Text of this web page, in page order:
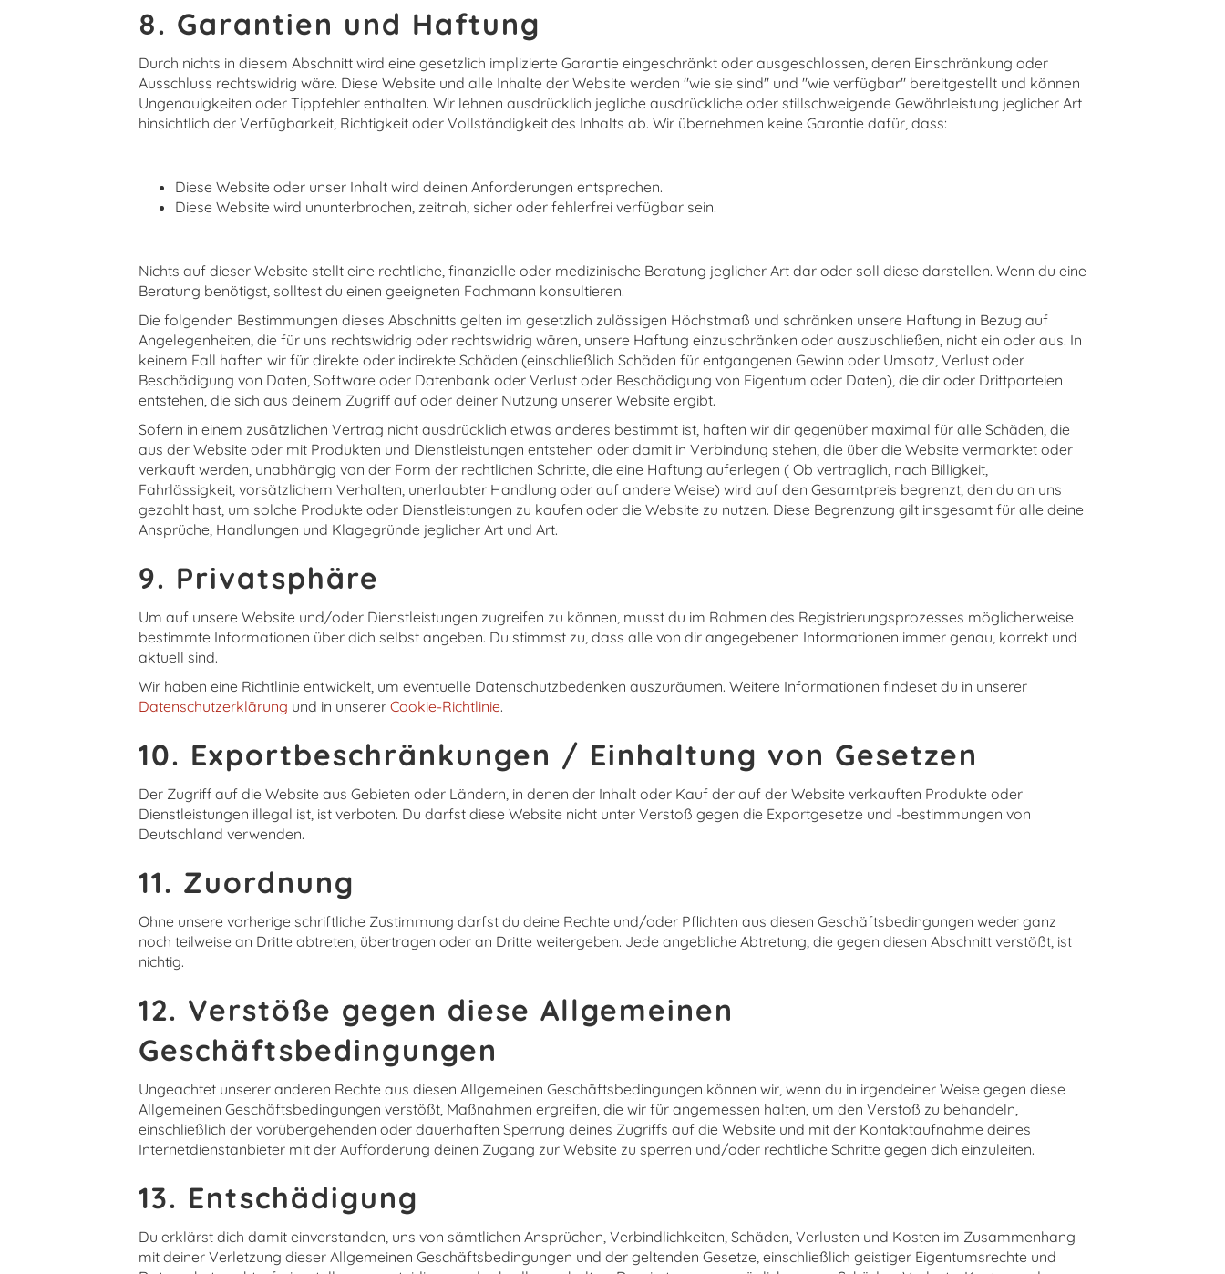
8. Garantien und Haftung
Durch nichts in diesem Abschnitt wird eine gesetzlich implizierte Garantie eingeschränkt oder ausgeschlossen, deren Einschränkung oder
Ausschluss rechtswidrig wäre. Diese Website und alle Inhalte der Website werden "wie sie sind" und "wie verfügbar" bereitgestellt und können
Ungenauigkeiten oder Tippfehler enthalten. Wir lehnen ausdrücklich jegliche ausdrückliche oder stillschweigende Gewährleistung jeglicher Art
hinsichtlich der Verfügbarkeit, Richtigkeit oder Vollständigkeit des Inhalts ab. Wir übernehmen keine Garantie dafür, dass:
Diese Website oder unser Inhalt wird deinen Anforderungen entsprechen.
Diese Website wird ununterbrochen, zeitnah, sicher oder fehlerfrei verfügbar sein.
Nichts auf dieser Website stellt eine rechtliche, finanzielle oder medizinische Beratung jeglicher Art dar oder soll diese darstellen. Wenn du eine
Beratung benötigst, solltest du einen geeigneten Fachmann konsultieren.
Die folgenden Bestimmungen dieses Abschnitts gelten im gesetzlich zulässigen Höchstmaß und schränken unsere Haftung in Bezug auf
Angelegenheiten, die für uns rechtswidrig oder rechtswidrig wären, unsere Haftung einzuschränken oder auszuschließen, nicht ein oder aus. In
keinem Fall haften wir für direkte oder indirekte Schäden (einschließlich Schäden für entgangenen Gewinn oder Umsatz, Verlust oder
Beschädigung von Daten, Software oder Datenbank oder Verlust oder Beschädigung von Eigentum oder Daten), die dir oder Drittparteien
entstehen, die sich aus deinem Zugriff auf oder deiner Nutzung unserer Website ergibt.
Sofern in einem zusätzlichen Vertrag nicht ausdrücklich etwas anderes bestimmt ist, haften wir dir gegenüber maximal für alle Schäden, die
aus der Website oder mit Produkten und Dienstleistungen entstehen oder damit in Verbindung stehen, die über die Website vermarktet oder
verkauft werden, unabhängig von der Form der rechtlichen Schritte, die eine Haftung auferlegen ( Ob vertraglich, nach Billigkeit,
Fahrlässigkeit, vorsätzlichem Verhalten, unerlaubter Handlung oder auf andere Weise) wird auf den Gesamtpreis begrenzt, den du an uns
gezahlt hast, um solche Produkte oder Dienstleistungen zu kaufen oder die Website zu nutzen. Diese Begrenzung gilt insgesamt für alle deine
Ansprüche, Handlungen und Klagegründe jeglicher Art und Art.
9. Privatsphäre
Um auf unsere Website und/oder Dienstleistungen zugreifen zu können, musst du im Rahmen des Registrierungsprozesses möglicherweise
bestimmte Informationen über dich selbst angeben. Du stimmst zu, dass alle von dir angegebenen Informationen immer genau, korrekt und
aktuell sind.
Wir haben eine Richtlinie entwickelt, um eventuelle Datenschutzbedenken auszuräumen. Weitere Informationen findeset du in unserer
Datenschutzerklärung und in unserer Cookie-Richtlinie.
10. Exportbeschränkungen / Einhaltung von Gesetzen
Der Zugriff auf die Website aus Gebieten oder Ländern, in denen der Inhalt oder Kauf der auf der Website verkauften Produkte oder
Dienstleistungen illegal ist, ist verboten. Du darfst diese Website nicht unter Verstoß gegen die Exportgesetze und -bestimmungen von
Deutschland verwenden.
11. Zuordnung
Ohne unsere vorherige schriftliche Zustimmung darfst du deine Rechte und/oder Pflichten aus diesen Geschäftsbedingungen weder ganz
noch teilweise an Dritte abtreten, übertragen oder an Dritte weitergeben. Jede angebliche Abtretung, die gegen diesen Abschnitt verstößt, ist
nichtig.
12. Verstöße gegen diese Allgemeinen
Geschäftsbedingungen
Ungeachtet unserer anderen Rechte aus diesen Allgemeinen Geschäftsbedingungen können wir, wenn du in irgendeiner Weise gegen diese
Allgemeinen Geschäftsbedingungen verstößt, Maßnahmen ergreifen, die wir für angemessen halten, um den Verstoß zu behandeln,
einschließlich der vorübergehenden oder dauerhaften Sperrung deines Zugriffs auf die Website und mit der Kontaktaufnahme deines
Internetdienstanbieter mit der Aufforderung deinen Zugang zur Website zu sperren und/oder rechtliche Schritte gegen dich einzuleiten.
13. Entschädigung
Du erklärst dich damit einverstanden, uns von sämtlichen Ansprüchen, Verbindlichkeiten, Schäden, Verlusten und Kosten im Zusammenhang
mit deiner Verletzung dieser Allgemeinen Geschäftsbedingungen und der geltenden Gesetze, einschließlich geistiger Eigentumsrechte und